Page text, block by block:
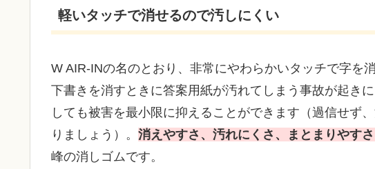
軽いタッチで消せるので汚しにくい
W AIR-INの名のとおり、非常にやわらかいタッチで字を
下書きを消すときに答案用紙が汚れてしまう事故が起き
しても被害を最小限に抑えることができます（過信せず
りましょう）。 消えやすさ、汚れにくさ、まとまりやす
峰の消しゴムです。